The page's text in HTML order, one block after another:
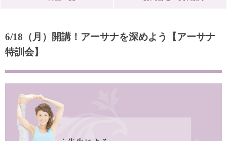
6/18（月）開講！アーサナを深めよう【アーサナ
特訓会】